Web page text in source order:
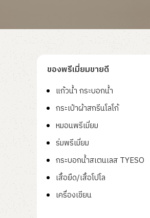
ของพรีเมี่ยมขายดี
แก้วน้ำ กระบอกน้ำ
กระเป๋าผ้าสกรีนโลโก้
หมอนพรีเมี่ยม
ร่มพรีเมี่ยม
กระบอกน้ำสเตนเลส TYESO
เสื้อยืด/เสื้อโปโล
เครื่องเขียน